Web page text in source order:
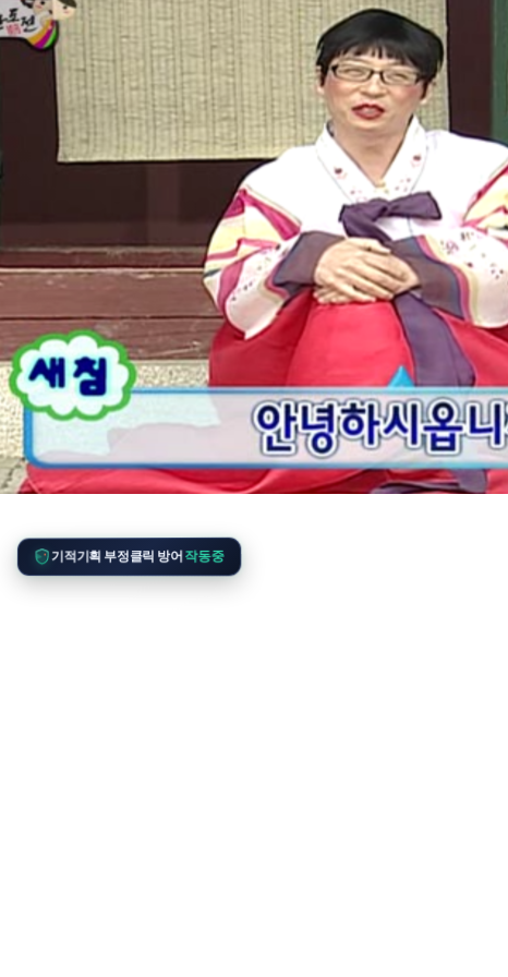
기적기획 부정클릭 방어작동중